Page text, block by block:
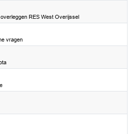
RES West Overijssel
vragen